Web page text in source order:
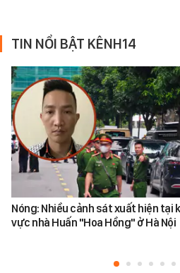
TIN NỔI BẬT KÊNH14
Nóng: Nhiều cảnh sát xuất hiện tại
vực nhà Huấn "Hoa Hồng" ở Hà Nội